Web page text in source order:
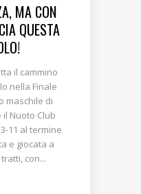
MA CON
QUESTA
il cammino
nella Finale
maschile di
il Nuoto Club
11 al termine
e giocata a
con...